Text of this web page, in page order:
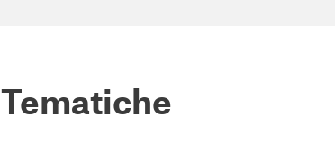
Tematiche